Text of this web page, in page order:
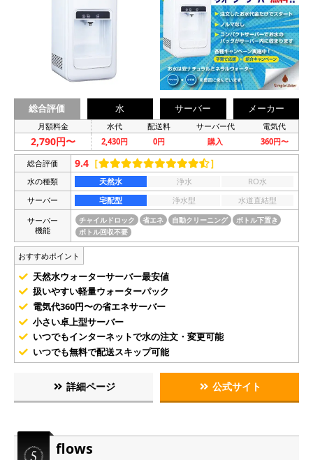
総合評価 水 サーバー メーカー
月額料金 水代 配送料 サーバー代 電気代
2,790円〜 2,430円 0円 購入 360円〜
総合評価 9.4 ［ ］
水の種類 天然水 浄水
RO水
サーバー
宅配型 浄水型
水道直結型
サーバー
機能
チャイルドロック 省エネ 自動クリーニング
ボトル下置き
ボトル回収不要
おすすめポイント
天然水ウォーターサーバー最安値
扱いやすい軽量ウォーターパック
電気代360円〜の省エネサーバー
小さい卓上型サーバー
いつでもインターネットで水の注文・変更可能
いつでも無料で配送スキップ可能
詳細ページ 公式サイト
flows